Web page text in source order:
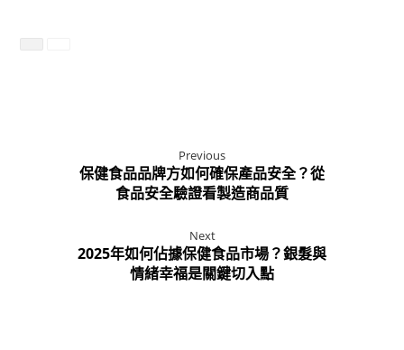
Previous
保健食品品牌方如何確保產品安全？從
食品安全驗證看製造商品質
Next
2025年如何佔據保健食品市場？銀髮與
情緒幸福是關鍵切入點